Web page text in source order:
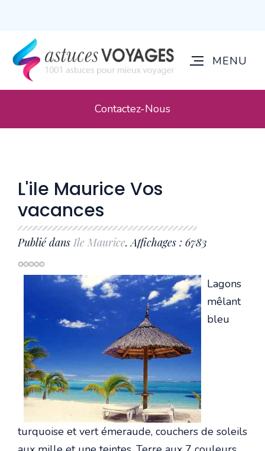
Contactez-Nous
L'ile Maurice Vos
vacances
Publié dans Ile Maurice. Affichages : 6783
Lagons
mêlant
bleu
turquoise et vert émeraude, couchers de soleils